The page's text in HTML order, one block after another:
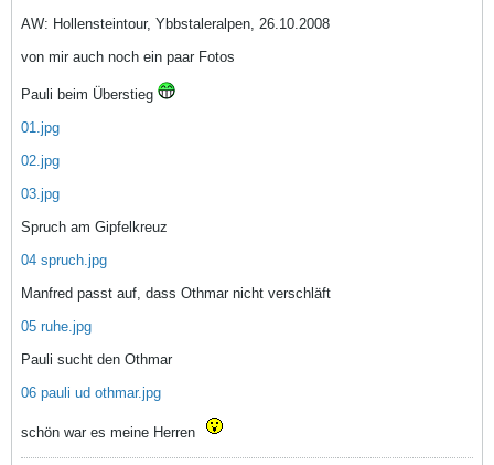
AW: Hollensteintour, Ybbstaleralpen, 26.10.2008
von mir auch noch ein paar Fotos
Pauli beim Überstieg
01.jpg
02.jpg
03.jpg
Spruch am Gipfelkreuz
04 spruch.jpg
Manfred passt auf, dass Othmar nicht verschläft
05 ruhe.jpg
Pauli sucht den Othmar
06 pauli ud othmar.jpg
schön war es meine Herren